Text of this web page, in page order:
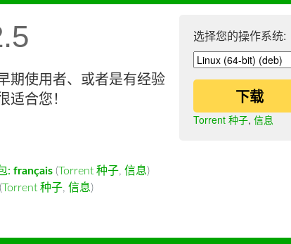
选择您的操作系统:
下载
Torrent 种子, 信息
期使用者、或者是有经验
适合您！
: français (Torrent 种子, 信息)
(Torrent 种子, 信息)